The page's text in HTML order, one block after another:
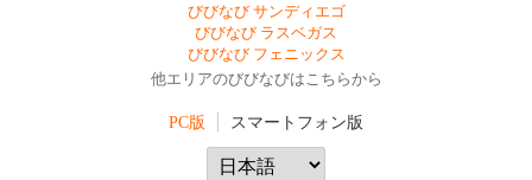
びびなび サンディエゴ
びびなび ラスベガス
びびなび フェニックス
他エリアのびびなびはこちらから
PC版 スマートフォン版